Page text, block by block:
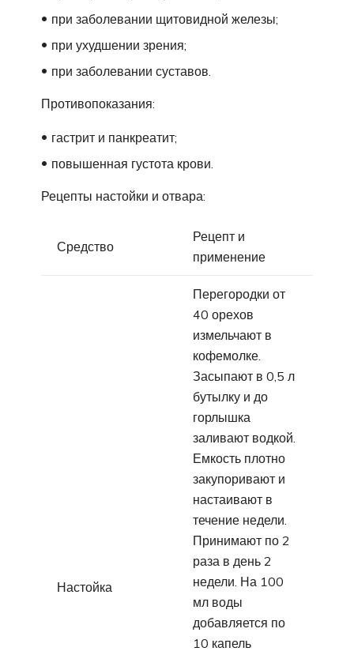
при заболевании щитовидной железы;
при ухудшении зрения;
при заболевании суставов.
Противопоказания:
гастрит и панкреатит;
повышенная густота крови.
Рецепты настойки и отвара:
Средство
Рецепт и
применение
Настойка
Перегородки от
40 орехов
измельчают в
кофемолке.
Засыпают в 0,5 л
бутылку и до
горлышка
заливают водкой.
Емкость плотно
закупоривают и
настаивают в
течение недели.
Принимают по 2
раза в день 2
недели. На 100
мл воды
добавляется по
10 капель